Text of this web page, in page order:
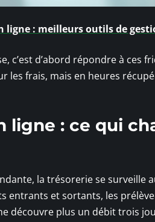
ligne : meilleurs outils de
c’est d’abord répondre à ces
les frais, mais en heures
ligne : ce qui
la trésorerie se surveille
entrants et sortants, les
découvre plus un débit trois